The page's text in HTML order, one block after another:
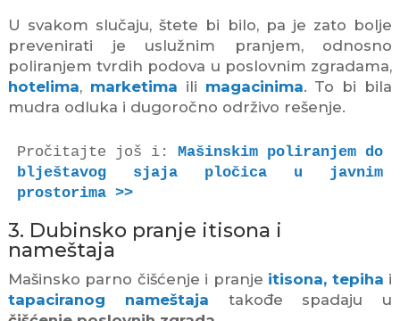
U svakom slučaju, štete bi bilo, pa je zato bolje
prevenirati je uslužnim pranjem, odnosno
poliranjem tvrdih podova u poslovnim zgradama,
hotelima, marketima ili magacinima. To bi bila
mudra odluka i dugoročno održivo rešenje.
Pročitajte još i: Mašinskim poliranjem do
blještavog sjaja pločica u javnim
prostorima >>
3. Dubinsko pranje itisona i
nameštaja
Mašinsko parno čišćenje i pranje itisona, tepiha i
tapaciranog nameštaja takođe spadaju u